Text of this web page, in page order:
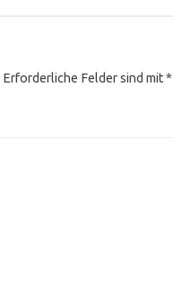
Erforderliche Felder sind mit*